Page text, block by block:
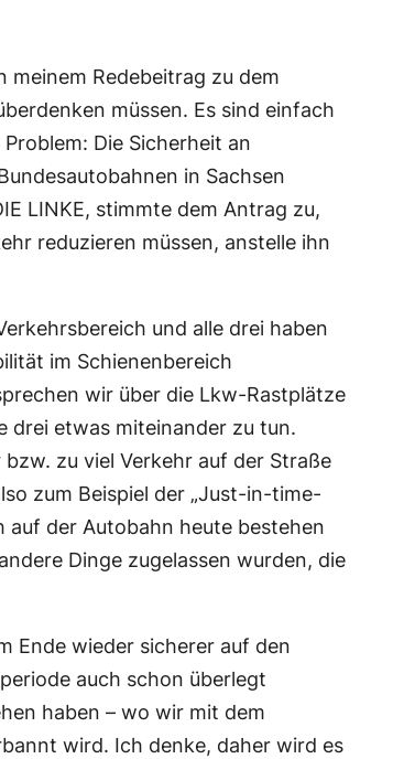
Redebeitrag zu dem
müssen. Es sind einfach
Die Sicherheit an
in Sachsen
LINKE, stimmte dem Antrag zu,
reduzieren müssen, anstelle ihn
und alle drei haben
im Schienenbereich
wir über die Lkw-Rastplätze
drei etwas miteinander zu tun.
zu viel Verkehr auf der Straße
zum Beispiel der „Just-in-time-
auf der Autobahn heute bestehen
Dinge zugelassen wurden, die
Ende wieder sicherer auf den
auch schon überlegt
haben – wo wir mit dem
wird. Ich denke, daher wird es